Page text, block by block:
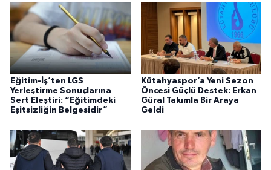
Eğitim-İş’ten LGS
Yerleştirme Sonuçlarına
Sert Eleştiri: “Eğitimdeki
Eşitsizliğin Belgesidir”
Kütahyaspor’a Yeni Sezon
Öncesi Güçlü Destek: Erkan
Güral Takımla Bir Araya
Geldi